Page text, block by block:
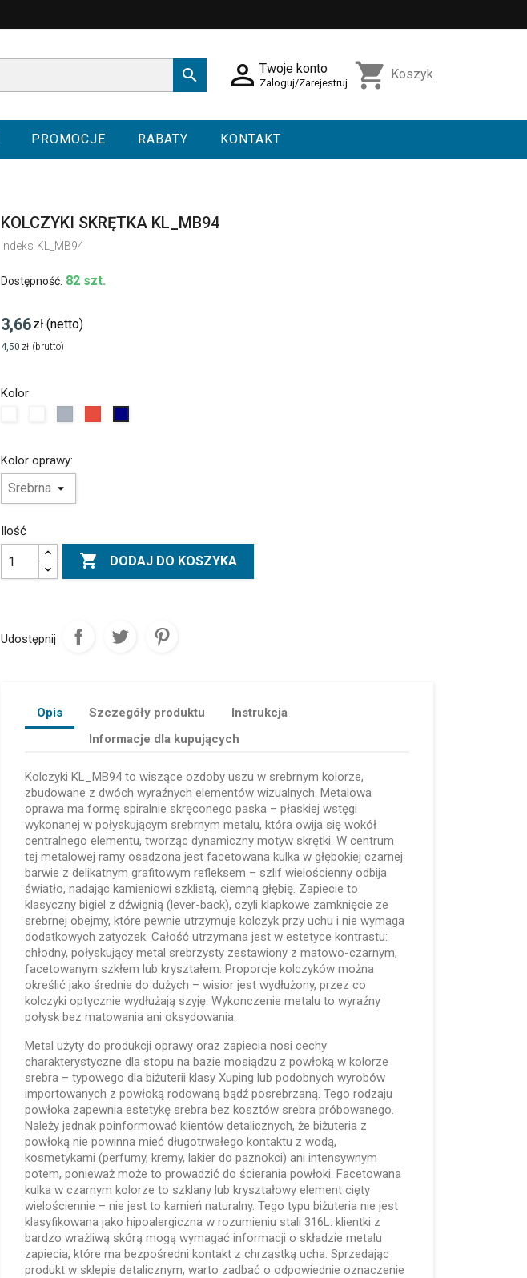
  Twoje konto
Zaloguj/Zarejestruj shopping_cart Koszyk
PROMOCJE RABATY KONTAKT
KOLCZYKI SKRĘTKA KL_MB94
Indeks KL_MB94
Dostępność: 82 szt.
3,66zł (netto)
4,50 zł (brutto)
Kolor
Kolor oprawy:
Ilość
 DODAJ DO KOSZYKA
Udostępnij
Opis Szczegóły produktu
Instrukcja
Informacje dla kupujących
Kolczyki KL_MB94 to wiszące ozdoby uszu w srebrnym kolorze,
zbudowane z dwóch wyraźnych elementów wizualnych. Metalowa
oprawa ma formę spiralnie skręconego paska – płaskiej wstęgi
wykonanej w połyskującym srebrnym metalu, która owija się wokół
centralnego elementu, tworząc dynamiczny motyw skrętki. W centrum
tej metalowej ramy osadzona jest facetowana kulka w głębokiej czarnej
barwie z delikatnym grafitowym refleksem – szlif wielościenny odbija
światło, nadając kamieniowi szklistą, ciemną głębię. Zapiecie to
klasyczny bigiel z dźwignią (lever-back), czyli klapkowe zamknięcie ze
srebrnej obejmy, które pewnie utrzymuje kolczyk przy uchu i nie wymaga
dodatkowych zatyczek. Całość utrzymana jest w estetyce kontrastu:
chłodny, połyskujący metal srebrzysty zestawiony z matowo-czarnym,
facetowanym szkłem lub kryształem. Proporcje kolczyków można
określić jako średnie do dużych – wisior jest wydłużony, przez co
kolczyki optycznie wydłużają szyję. Wykonczenie metalu to wyraźny
połysk bez matowania ani oksydowania.
Metal użyty do produkcji oprawy oraz zapiecia nosi cechy
charakterystyczne dla stopu na bazie mosiądzu z powłoką w kolorze
srebra – typowego dla biżuterii klasy Xuping lub podobnych wyrobów
importowanych z powłoką rodowaną bądź posrebrzaną. Tego rodzaju
powłoka zapewnia estetykę srebra bez kosztów srebra próbowanego.
Należy jednak poinformować klientów detalicznych, że biżuteria z
powłoką nie powinna mieć długotrwałego kontaktu z wodą,
kosmetykami (perfumy, kremy, lakier do paznokci) ani intensywnym
potem, ponieważ może to prowadzić do ścierania powłoki. Facetowana
kulka w czarnym kolorze to szklany lub kryształowy element cięty
wielościennie – nie jest to kamień naturalny. Tego typu biżuteria nie jest
klasyfikowana jako hipoalergiczna w rozumieniu stali 316L: klientki z
bardzo wrażliwą skórą mogą wymagać informacji o składzie metalu
zapiecia, które ma bezpośredni kontakt z chrząstką ucha. Sprzedając
produkt w sklepie detalicznym, warto zadbać o odpowiednie oznaczenie